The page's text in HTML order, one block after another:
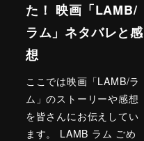
た！ 映画「LAMB/
ラム」ネタバレと感
想
ここでは映画「LAMB/ラ
ム」のストーリーや感想
を皆さんにお伝えしてい
ます。 LAMB ラム ごめ